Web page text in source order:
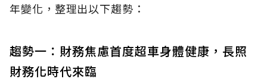
年變化，整理出以下趨勢：
趨勢一：財務焦慮首度超車身體健康，長照
財務化時代來臨